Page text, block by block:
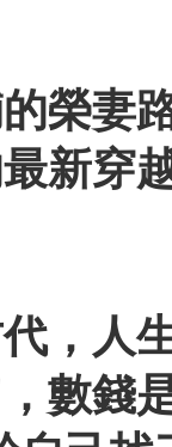
榮妻
新穿
，人
數錢